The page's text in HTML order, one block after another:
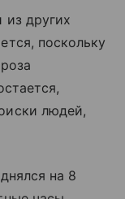
других
поскольку
людей,
на 8